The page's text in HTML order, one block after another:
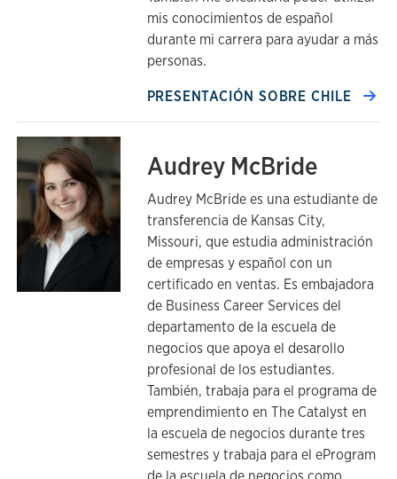
mis conocimientos de español
durante mi carrera para ayudar a más
personas.
PRESENTACIÓN SOBRE CHILE
Audrey McBride
Audrey McBride es una estudiante de
transferencia de Kansas City,
Missouri, que estudia administración
de empresas y español con un
certificado en ventas. Es embajadora
de Business Career Services del
departamento de la escuela de
negocios que apoya el desarollo
profesional de los estudiantes.
También, trabaja para el programa de
emprendimiento en The Catalyst en
la escuela de negocios durante tres
semestres y trabaja para el eProgram